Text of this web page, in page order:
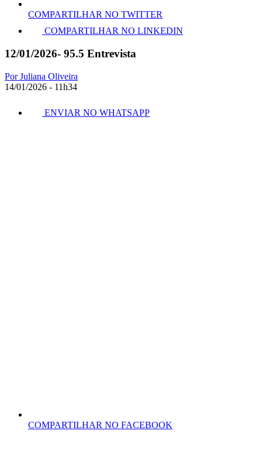
COMPARTILHAR NO TWITTER
COMPARTILHAR NO LINKEDIN
12/01/2026- 95.5 Entrevista
Por Juliana Oliveira
14/01/2026 - 11h34
ENVIAR NO WHATSAPP
COMPARTILHAR NO FACEBOOK